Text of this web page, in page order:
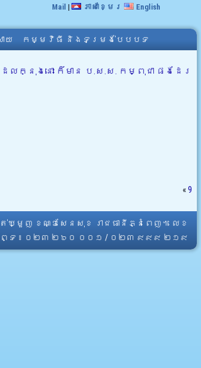
Mail | ភាសាខ្មែរ English
យ កម្មវិធី និងទម្រង់បែបបទ
ក្នុងនោះ ក៏មាន ប.ស.ស. កម្ពុជា ផងដែរ
«9
ឃ្មួញ ខណ្ឌសែនសុខ រាជធានីភ្នំពេញ។ លេខ
ទ ៖ ០២៣ ២៦០ ០០១ / ០២៣ ៩៩៩ ២១៩